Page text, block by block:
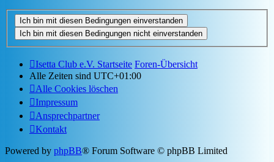
Isetta Club e.V. Startseite Foren-Übersicht
Alle Zeiten sind UTC+01:00
Alle Cookies löschen
Impressum
Ansprechpartner
Kontakt
Powered by phpBB® Forum Software © phpBB Limited